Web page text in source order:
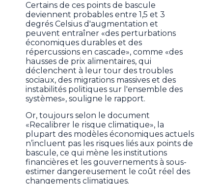
Certains de ces points de bascule
deviennent probables entre 1,5 et 3
degrés Celsius d'augmentation et
peuvent entraîner «des perturbations
économiques durables et des
répercussions en cascade», comme «des
hausses de prix alimentaires, qui
déclenchent à leur tour des troubles
sociaux, des migrations massives et des
instabilités politiques sur l'ensemble des
systèmes», souligne le rapport.
Or, toujours selon le document
«Recalibrer le risque climatique», la
plupart des modèles économiques actuels
n’incluent pas les risques liés aux points de
bascule, ce qui mène les institutions
financières et les gouvernements à sous-
estimer dangereusement le coût réel des
changements climatiques.